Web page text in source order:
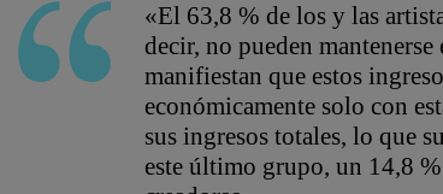
«El 63,8 % de los y las
decir, no pueden
manifiestan que estos
económicamente solo con
sus ingresos totales, lo que
este último grupo, un 14,8